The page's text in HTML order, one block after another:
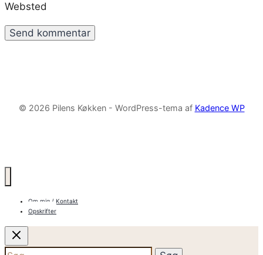
Websted
© 2026 Pilens Køkken - WordPress-tema af Kadence WP
Om mig / Kontakt
Opskrifter